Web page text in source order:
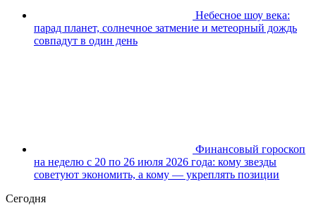
Небесное шоу века:
парад планет, солнечное затмение и метеорный дождь
совпадут в один день
Финансовый гороскоп
на неделю с 20 по 26 июля 2026 года: кому звезды
советуют экономить, а кому — укреплять позиции
Сегодня